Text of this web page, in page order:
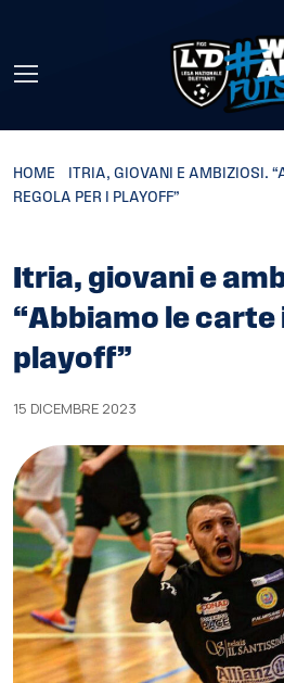
HOME
ITRIA, GIOVANI E AMBIZIOSI.
REGOLA PER I PLAYOFF”
Itria, giovani e
“Abbiamo le carte
playoff”
15 DICEMBRE 2023